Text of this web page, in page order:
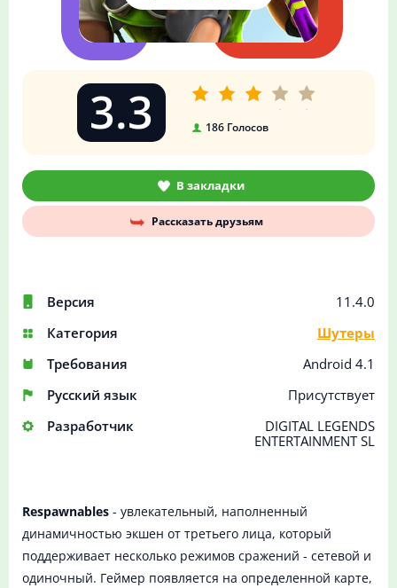
Версия
11.4.0
Категория
Шутеры
Требования
Android 4.1
Русский язык
Присутствует
Разработчик
DIGITAL LEGENDS
ENTERTAINMENT SL
3.3 186Голосов
В закладки
Рассказать друзьям
Respawnables - увлекательный, наполненный
динамичностью экшен от третьего лица, который
поддерживает несколько режимов сражений - сетевой и
одиночный. Геймер появляется на определенной карте,